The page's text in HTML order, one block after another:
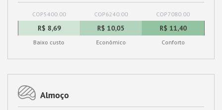
COP5400.00 COP6240.00 COP7080.00
R$ 8,69 R$ 10,05 R$ 11,40
Baixo custo Econômico Conforto
Almoço